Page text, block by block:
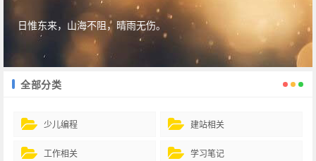
日惟东来，山海不阻，晴雨无伤。
全部分类
少儿编程 建站相关
工作相关 学习笔记